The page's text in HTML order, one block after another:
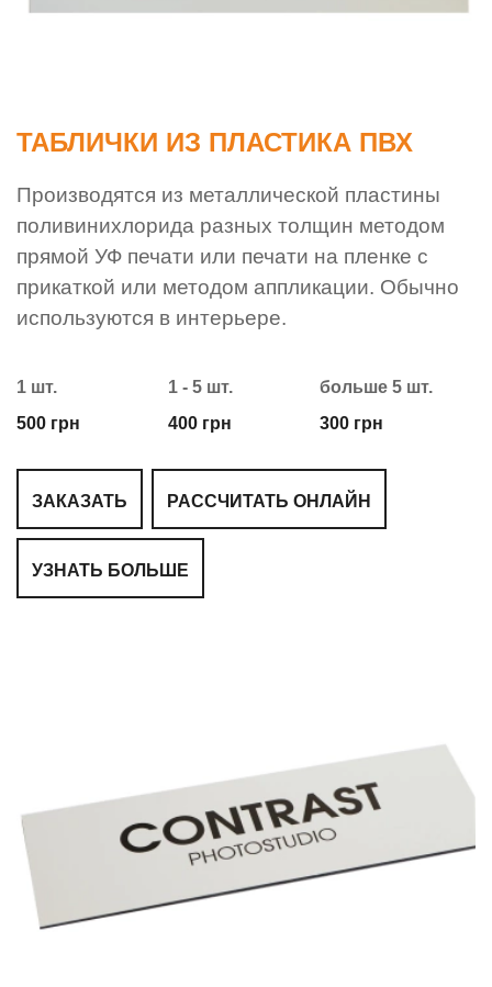
ТАБЛИЧКИ ИЗ ПЛАСТИКА ПВХ
Производятся из металлической пластины
поливинихлорида разных толщин методом
прямой УФ печати или печати на пленке с
прикаткой или методом аппликации. Обычно
используются в интерьере.
1 шт.
500 грн
1 - 5 шт.
400 грн
больше 5 шт.
300 грн
ЗАКАЗАТЬ РАССЧИТАТЬ ОНЛАЙН
УЗНАТЬ БОЛЬШЕ